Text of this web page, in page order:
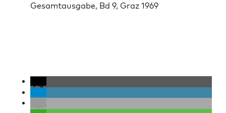
Gesam­taus­gabe, Bd 9, Graz 1969